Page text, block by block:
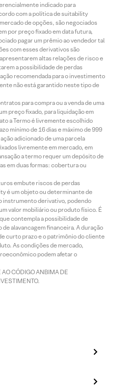
indicado para
com a política de suitability
de opções, são negociados
por preço fixado em data futura,
pagar um prêmio ao vendedor tal
com esses derivativos são
altas relações de risco e
a possibilidade de perdas
recomendada para o investimento
não está garantido neste tipo de
para compra ou a venda de uma
preço fixado, para liquidação em
a Termo é livremente escolhido
mínimo de 16 dias e máximo de 999
adicionado de uma parcela
livremente em mercado, em
a termo requer um depósito de
em duas formas: cobertura ou
embute riscos de perdas
é um objeto ou determinante de
instrumento derivativo, podendo
valor mobiliário ou produto físico. É
contempla a possibilidade de
alavancagem financeira. A duração
curto prazo e o patrimônio do cliente
As condições de mercado,
podem afetar o
AO CÓDIGO ANBIMA DE